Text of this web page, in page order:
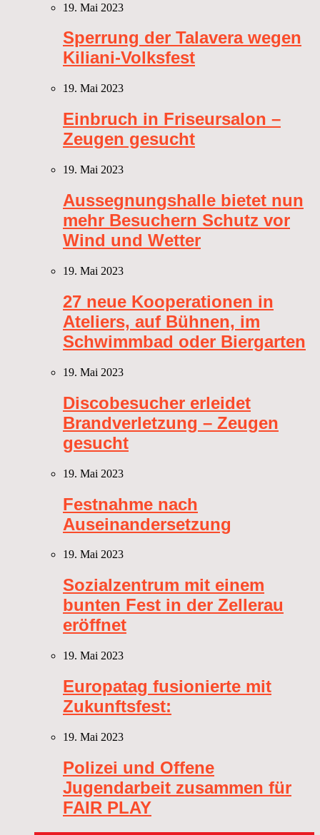
19. Mai 2023
Sperrung der Talavera wegen
Kiliani-Volksfest
19. Mai 2023
Einbruch in Friseursalon –
Zeugen gesucht
19. Mai 2023
Aussegnungshalle bietet nun
mehr Besuchern Schutz vor
Wind und Wetter
19. Mai 2023
27 neue Kooperationen in
Ateliers, auf Bühnen, im
Schwimmbad oder Biergarten
19. Mai 2023
Discobesucher erleidet
Brandverletzung – Zeugen
gesucht
19. Mai 2023
Festnahme nach
Auseinandersetzung
19. Mai 2023
Sozialzentrum mit einem
bunten Fest in der Zellerau
eröffnet
19. Mai 2023
Europatag fusionierte mit
Zukunftsfest:
19. Mai 2023
Polizei und Offene
Jugendarbeit zusammen für
FAIR PLAY